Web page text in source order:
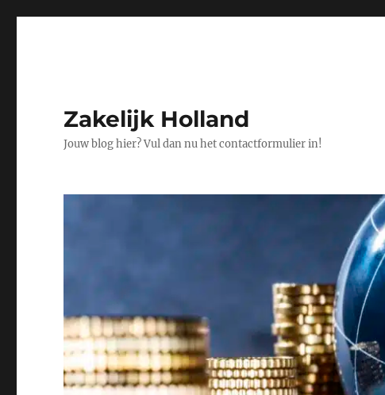
Zakelijk Holland
Jouw blog hier? Vul dan nu het contactformulier in!